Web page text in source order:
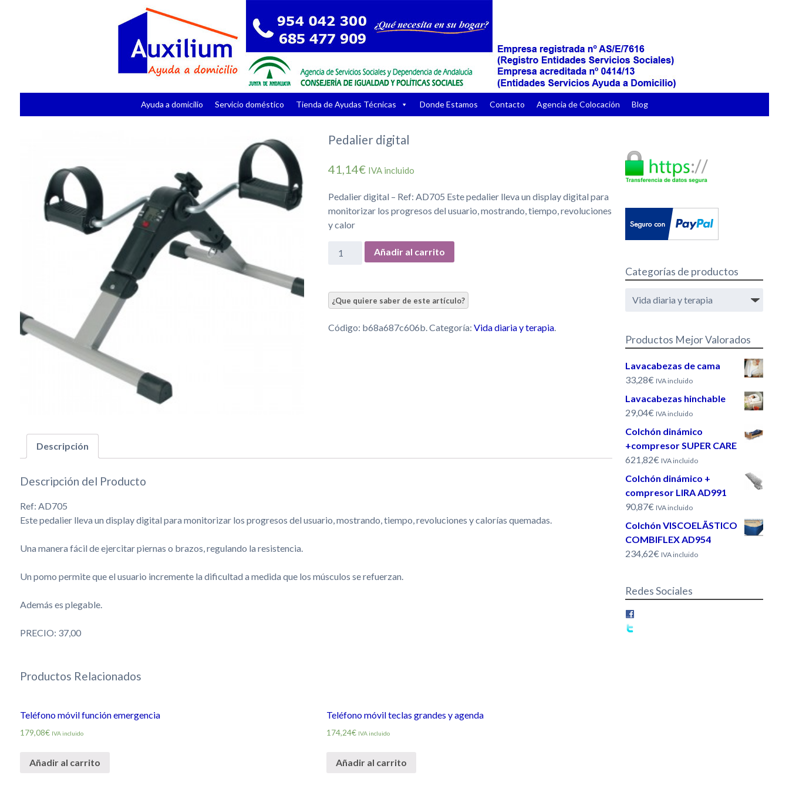
Ayuda a domicilio Servicio doméstico Tienda de Ayudas Técnicas Donde Estamos Contacto Agencia de Colocación Blog
Pedalier digital
41,14€ IVA incluido
Pedalier digital – Ref: AD705 Este pedalier lleva un display digital para
monitorizar los progresos del usuario, mostrando, tiempo, revoluciones
y calor
Añadir al carrito
Código: b68a687c606b.Categoría: Vida diaria y terapia.
Descripción
Descripción del Producto
Ref: AD705
Este pedalier lleva un display digital para monitorizar los progresos del usuario, mostrando, tiempo, revoluciones y calorías quemadas.
Una manera fácil de ejercitar piernas o brazos, regulando la resistencia.
Un pomo permite que el usuario incremente la dificultad a medida que los músculos se refuerzan.
Además es plegable.
PRECIO: 37,00
Productos Relacionados
Teléfono móvil función emergencia
179,08€ IVA incluido
Añadir al carrito
Teléfono móvil teclas grandes y agenda
174,24€ IVA incluido
Añadir al carrito
Categorías de productos
Productos Mejor Valorados
Lavacabezas de cama
33,28€ IVA incluido
Lavacabezas hinchable
29,04€ IVA incluido
Colchón dinámico
+compresor SUPER CARE
621,82€ IVA incluido
Colchón dinámico +
compresor LIRA AD991
90,87€ IVA incluido
Colchón VISCOELÃSTICO
COMBIFLEX AD954
234,62€ IVA incluido
Redes Sociales